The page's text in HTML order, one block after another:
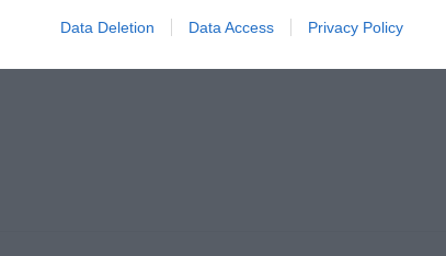
Data Deletion Data Access Privacy Policy